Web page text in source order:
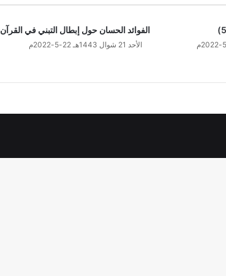
الفوائد الحسان حول إبطال التبني في القرآن
الأحد 21 شوال 1443هـ 22-5-2022م